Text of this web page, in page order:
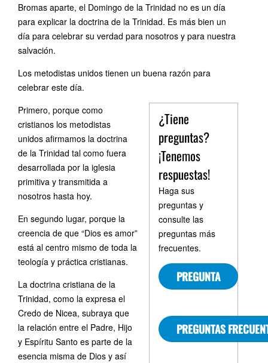
Bromas aparte, el Domingo de la Trinidad no es un día
para explicar la doctrina de la Trinidad. Es más bien un
día para celebrar su verdad para nosotros y para nuestra
salvación.
Los metodistas unidos tienen un buena razón para
celebrar este día.
¿Tiene
preguntas?
¡Tenemos
respuestas!
Haga sus
preguntas y
consulte las
preguntas más
frecuentes.
PREGUNTA
PREGUNTAS
Primero, porque como
cristianos los metodistas
unidos afirmamos la doctrina
de la Trinidad tal como fuera
desarrollada por la iglesia
primitiva y transmitida a
nosotros hasta hoy.
En segundo lugar, porque la
creencia de que “Dios es amor”
está al centro mismo de toda la
teología y práctica cristianas.
La doctrina cristiana de la
Trinidad, como la expresa el
Credo de Nicea, subraya que
la relación entre el Padre, Hijo
y Espíritu Santo es parte de la
esencia misma de Dios y así